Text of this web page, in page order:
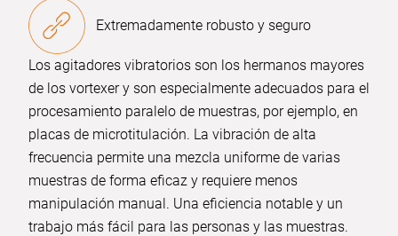
Extremadamente robusto y seguro
Los agitadores vibratorios son los hermanos mayores
de los vortexer y son especialmente adecuados para el
procesamiento paralelo de muestras, por ejemplo, en
placas de microtitulación. La vibración de alta
frecuencia permite una mezcla uniforme de varias
muestras de forma eficaz y requiere menos
manipulación manual. Una eficiencia notable y un
trabajo más fácil para las personas y las muestras.